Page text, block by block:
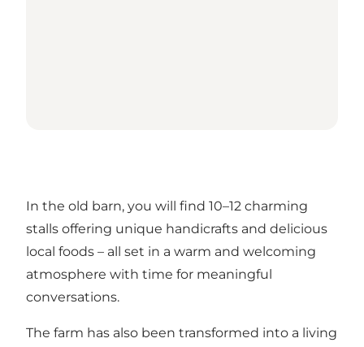
In the old barn, you will find 10–12 charming
stalls offering unique handicrafts and delicious
local foods – all set in a warm and welcoming
atmosphere with time for meaningful
conversations.
The farm has also been transformed into a living